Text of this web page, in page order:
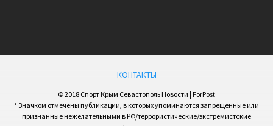
КОНТАКТЫ
© 2018 Спорт Крым Севастополь Новости | ForPost
* Значком отмечены публикации, в которых упоминаются запрещенные или
признанные нежелательными в РФ/террористические/экстремистские